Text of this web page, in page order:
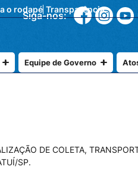
o rodapé Transparência
Siga-nos:
Equipe de Governo
DE COLETA,
SP.